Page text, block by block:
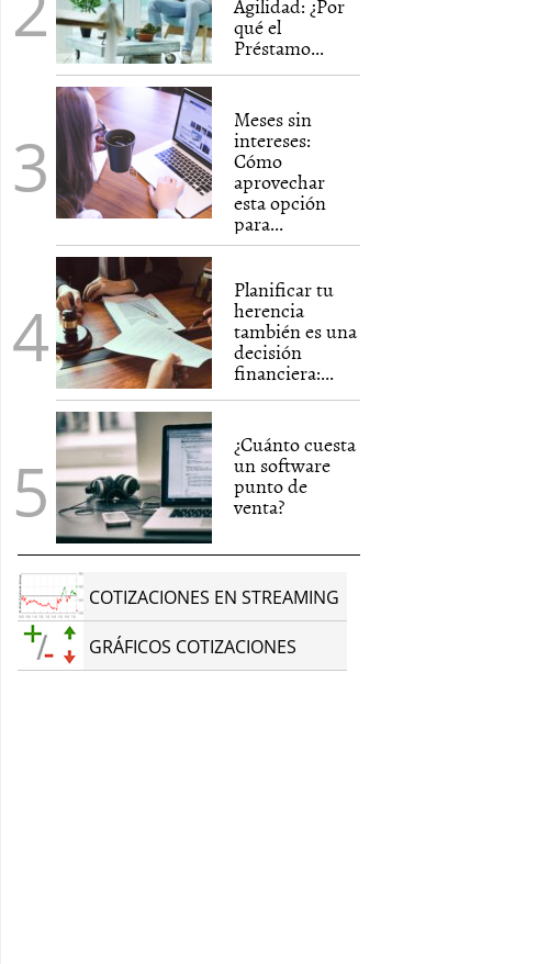
Agilidad: ¿Por
qué el
Préstamo...
Meses sin
intereses:
Cómo
aprovechar
esta opción
para...
Planificar tu
herencia
también es una
decisión
financiera:...
¿Cuánto cuesta
un software
punto de
venta?
COTIZACIONES EN STREAMING
GRÁFICOS COTIZACIONES